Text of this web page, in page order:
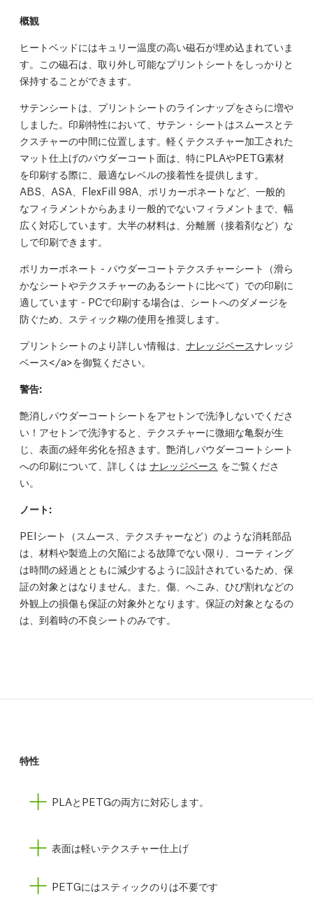
概観
ヒートベッドにはキュリー温度の高い磁石が埋め込まれていま
す。この磁石は、取り外し可能なプリントシートをしっかりと
保持することができます。
サテンシートは、プリントシートのラインナップをさらに増や
しました。印刷特性において、サテン・シートはスムースとテ
クスチャーの中間に位置します。軽くテクスチャー加工された
マット仕上げのパウダーコート面は、特にPLAやPETG素材
を印刷する際に、最適なレベルの接着性を提供します。
ABS、ASA、FlexFill 98A、ポリカーボネートなど、一般的
なフィラメントからあまり一般的でないフィラメントまで、幅
広く対応しています。大半の材料は、分離層（接着剤など）な
しで印刷できます。
ポリカーボネート - パウダーコートテクスチャーシート（滑ら
かなシートやテクスチャーのあるシートに比べて）での印刷に
適しています - PCで印刷する場合は、シートへのダメージを
防ぐため、スティック糊の使用を推奨します。
プリントシートのより詳しい情報は、 ナレッジベースナレッジ
ベース</a>を御覧ください。
警告:
艶消しパウダーコートシートをアセトンで洗浄しないでくださ
い！アセトンで洗浄すると、テクスチャーに微細な亀裂が生
じ、表面の経年劣化を招きます。艶消しパウダーコートシート
への印刷について、詳しくは ナレッジベース をご覧くださ
い。
ノート:
PEIシート（スムース、テクスチャーなど）のような消耗部品
は、材料や製造上の欠陥による故障でない限り、コーティング
は時間の経過とともに減少するように設計されているため、保
証の対象とはなりません。また、傷、へこみ、ひび割れなどの
外観上の損傷も保証の対象外となります。保証の対象となるの
は、到着時の不良シートのみです。
特性
PLAとPETGの両方に対応します。
表面は軽いテクスチャー仕上げ
PETGにはスティックのりは不要です